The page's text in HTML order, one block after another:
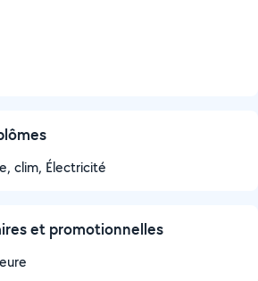
clim, Électricité
et promotionnelles